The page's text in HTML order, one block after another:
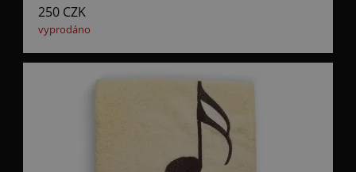
vyprodáno
250 CZK